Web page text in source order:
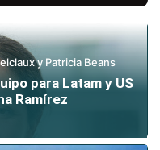
y Patricia Beans
para Latam y US
Ramírez